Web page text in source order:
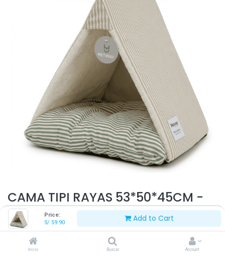
Price:
S/ 59.90 Add to Cart
Inicio Buscar Account
CAMA TIPI RAYAS 53*50*45CM -
CP2105A
Este producto ya no está disponible.